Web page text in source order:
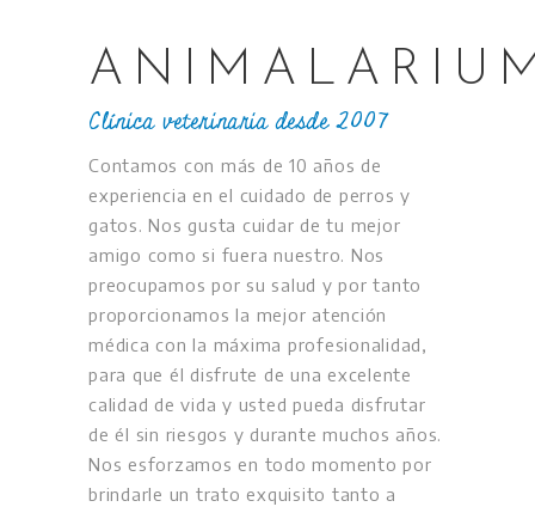
Clínica veterinaria desde 2007
Contamos con más de 10 años de
experiencia en el cuidado de perros y
gatos. Nos gusta cuidar de tu mejor
amigo como si fuera nuestro. Nos
preocupamos por su salud y por tanto
proporcionamos la mejor atención
médica con la máxima profesionalidad,
para que él disfrute de una excelente
calidad de vida y usted pueda disfrutar
de él sin riesgos y durante muchos años.
Nos esforzamos en todo momento por
brindarle un trato exquisito tanto a